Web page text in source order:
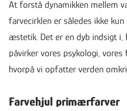
At forstå dynamikken mellem
farvecirklen er således ikke
æstetik. Det er en dyb indsigt i,
påvirker vores psykologi, vores
hvorpå vi opfatter verden
Farvehjul primærfarver